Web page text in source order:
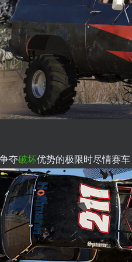
夺破坏优势的极限时尽情赛